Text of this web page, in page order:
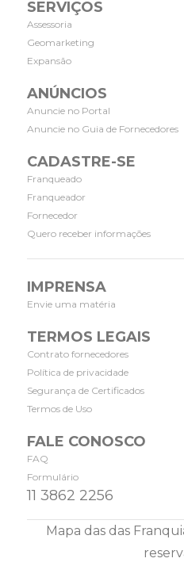
SERVIÇOS
Assessoria
Geomarketing
Expansão
ANÚNCIOS
Anuncie no Portal
Anuncie no Guia de Fornecedores
CADASTRE-SE
Franqueado
Franqueador
Fornecedor
Quero receber informações
IMPRENSA
Envie uma matéria
TERMOS LEGAIS
Contrato fornecedores
Política de privacidade
Segurança de Certificados
Termos de Uso
FALE CONOSCO
FAQ
Formulário
11 3862 2256
Mapa das das